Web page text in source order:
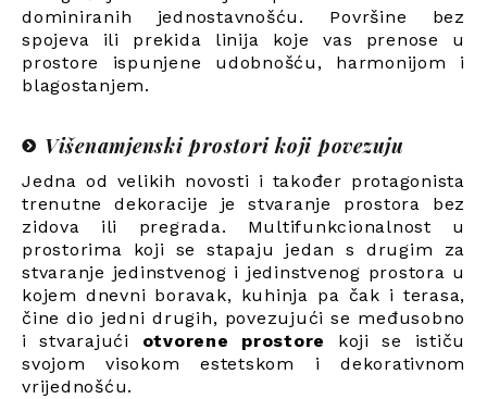
dominiranih jednostavnošću. Površine bez
spojeva ili prekida linija koje vas prenose u
prostore ispunjene udobnošću, harmonijom i
blagostanjem.
Višenamjenski prostori koji povezuju
Jedna od velikih novosti i također protagonista
trenutne dekoracije je stvaranje prostora bez
zidova ili pregrada. Multifunkcionalnost u
prostorima koji se stapaju jedan s drugim za
stvaranje jedinstvenog i jedinstvenog prostora u
kojem dnevni boravak, kuhinja pa čak i terasa,
čine dio jedni drugih, povezujući se međusobno
i stvarajući otvorene prostore
koji se ističu
svojom visokom estetskom i dekorativnom
vrijednošću.